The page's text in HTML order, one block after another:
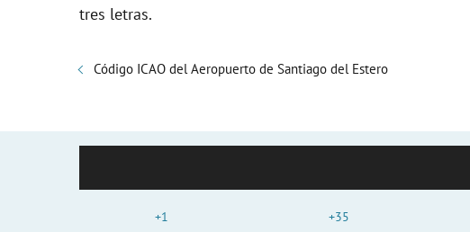
tres letras.
Código ICAO del Aeropuerto de Santiago del Estero
+1
+35